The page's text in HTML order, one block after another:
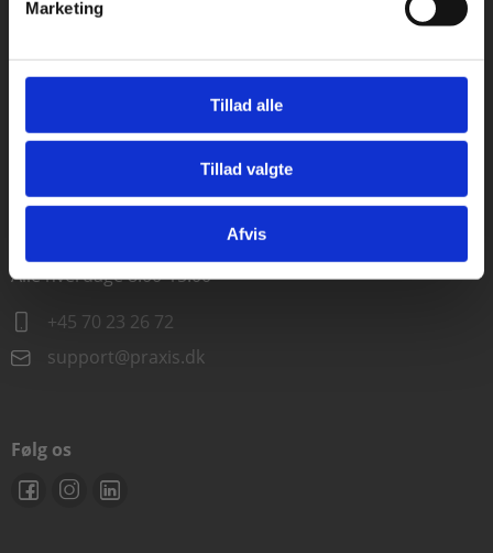
Marketing
Tillad alle
Tillad valgte
Afvis
Kontakt kundeservice
+45 70 23 85 87
Kontakt teknisk support
Alle hverdage 8.00-15.00
+45 70 23 26 72
support@praxis.dk
Følg os
Gå til praxisOnline